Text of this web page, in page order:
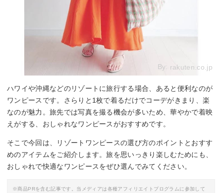
By: rakuten.co.jp
ハワイや沖縄などのリゾートに旅行する場合、あると便利なのが
ワンピースです。さらりと1枚で着るだけでコーデがきまり、楽
なのが魅力。旅先では写真を撮る機会が多いため、華やかで着映
えがする、おしゃれなワンピースがおすすめです。
そこで今回は、リゾートワンピースの選び方のポイントとおすす
めのアイテムをご紹介します。旅を思いっきり楽しむためにも、
おしゃれで快適なワンピースをぜひ選んでみてください。
※商品PRを含む記事です。当メディアは各種アフィリエイトプログラムに参加して